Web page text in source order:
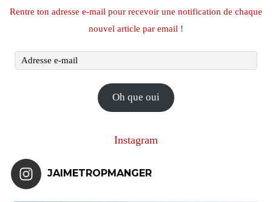
Rentre ton adresse e-mail pour recevoir une notification de chaque
nouvel article par email !
Adresse
Oh que oui
Instagram
JAIMETROPMANGER